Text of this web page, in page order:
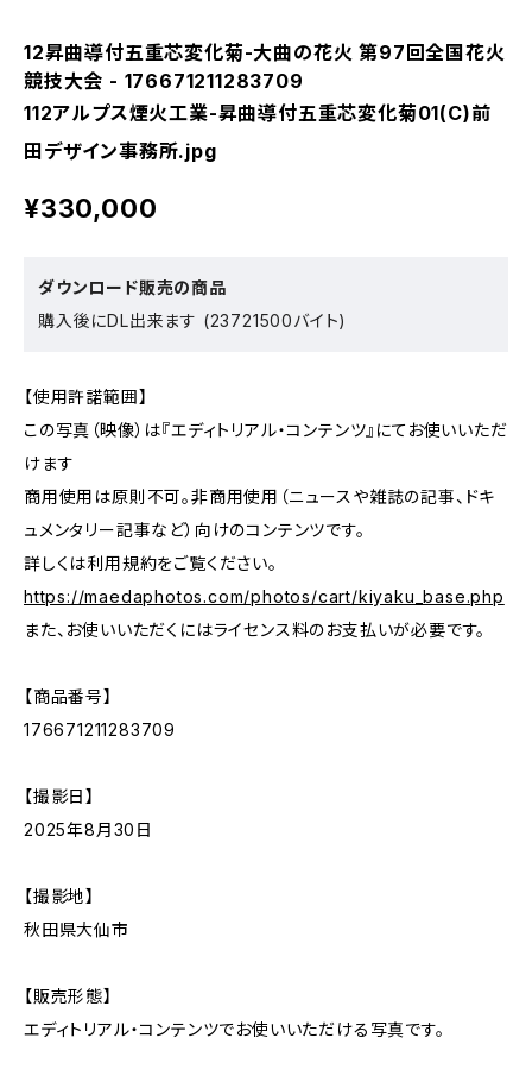
12昇曲導付五重芯変化菊-大曲の花火 第97回全国花火
競技大会 - 176671211283709
112アルプス煙火工業-昇曲導付五重芯変化菊01(C)前
田デザイン事務所.jpg
¥330,000
ダウンロード販売の商品
購入後にDL出来ます (23721500バイト)
【使用許諾範囲】
この写真（映像）は『エディトリアル・コンテンツ』にてお使いいただ
けます
商用使用は原則不可。非商用使用（ニュースや雑誌の記事、ドキ
ュメンタリー記事など）向けのコンテンツです。
詳しくは利用規約をご覧ください。
https://maedaphotos.com/photos/cart/kiyaku_base.php
また、お使いいただくにはライセンス料のお支払いが必要です。
【商品番号】
176671211283709
【撮影日】
2025年8月30日
【撮影地】
秋田県大仙市
【販売形態】
エディトリアル・コンテンツでお使いいただける写真です。